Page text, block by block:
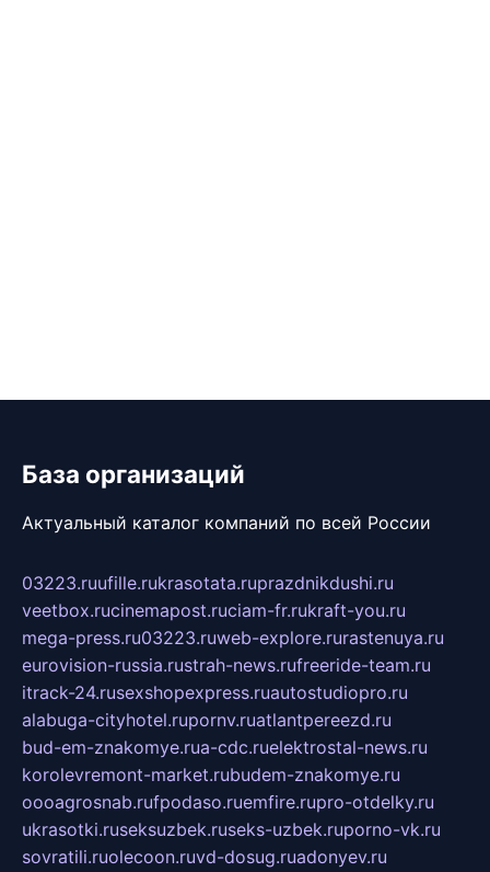
База организаций
Актуальный каталог компаний по всей России
03223.ruufille.rukrasotata.ruprazdnikdushi.ru
veetbox.rucinemapost.ruciam-fr.rukraft-you.ru
mega-press.ru03223.ruweb-explore.rurastenuya.ru
eurovision-russia.rustrah-news.rufreeride-team.ru
itrack-24.rusexshopexpress.ruautostudiopro.ru
alabuga-cityhotel.rupornv.ruatlantpereezd.ru
bud-em-znakomye.rua-cdc.ruelektrostal-news.ru
korolevremont-market.rubudem-znakomye.ru
oooagrosnab.rufpodaso.ruemfire.rupro-otdelky.ru
ukrasotki.ruseksuzbek.ruseks-uzbek.ruporno-vk.ru
sovratili.ruolecoon.ruvd-dosug.ruadonyev.ru